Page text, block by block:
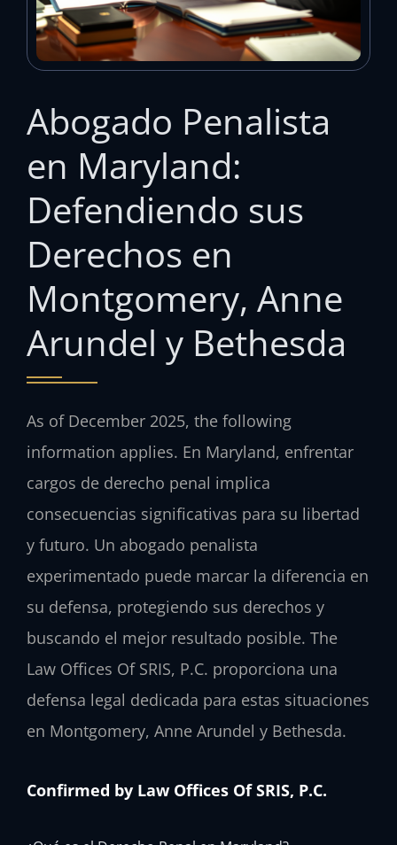
Abogado Penalista
en Maryland:
Defendiendo sus
Derechos en
Montgomery, Anne
Arundel y Bethesda
As of December 2025, the following
information applies. En Maryland, enfrentar
cargos de derecho penal implica
consecuencias significativas para su libertad
y futuro. Un abogado penalista
experimentado puede marcar la diferencia en
su defensa, protegiendo sus derechos y
buscando el mejor resultado posible. The
Law Offices Of SRIS, P.C. proporciona una
defensa legal dedicada para estas situaciones
en Montgomery, Anne Arundel y Bethesda.
Confirmed by Law Offices Of SRIS, P.C.